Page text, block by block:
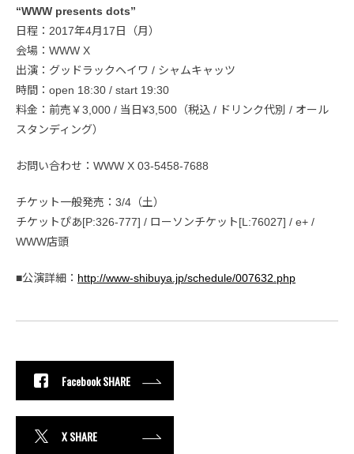
“WWW presents dots”
日程：2017年4月17日（月）
会場：WWW X
出演：グッドラックヘイワ / シャムキャッツ
時間：open 18:30 / start 19:30
料金：前売￥3,000 / 当日¥3,500（税込 / ドリンク代別 / オール
スタンディング）
お問い合わせ：WWW X 03-5458-7688
チケット一般発売：3/4（土）
チケットぴあ[P:326-777] / ローソンチケット[L:76027] / e+ /
WWW店頭
■公演詳細： http://www-shibuya.jp/schedule/007632.php
Facebook SHARE
X SHARE